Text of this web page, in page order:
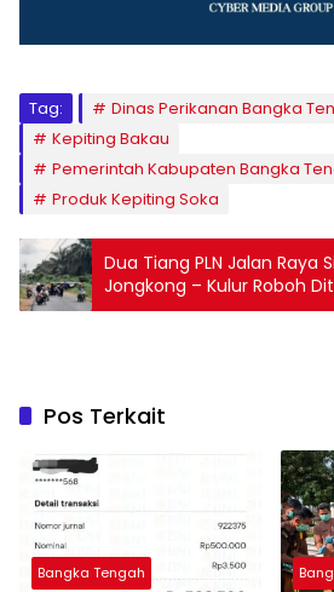
Tag:
Dinas Perikanan Bangka
Kepiting Bakau
Pemerintah Kabupaten Bangka
Produk Kepiting Soka
Dua Tiang PLN Jalan Raya
Jongkong – Kulur Roboh
Hitam
Pos Terkait
Bangka Tengah